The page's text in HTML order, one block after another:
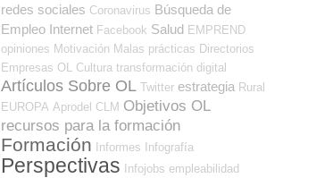
redes sociales Coronavirus Búsqueda de
Empleo Internet Facebook Salud EMPREND
opiniones Motivación Malas prácticas Directorios
Empresas OL
Cultura transformación digital
Artículos Sobre OL Twitter estrategia Rural
EUROPA Aprodel CLM Objetivos OL
recursos para la formación
Formación Informes Infografía
Perspectivas Infojobs empleabilidad